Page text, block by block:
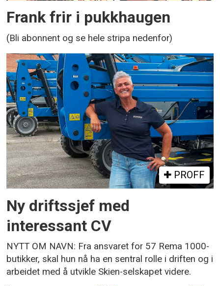
Frank frir i pukkhaugen
(Bli abonnent og se hele stripa nedenfor)
PROFF
Ny driftssjef med
interessant CV
NYTT OM NAVN: Fra ansvaret for 57 Rema 1000-
butikker, skal hun nå ha en sentral rolle i driften og i
arbeidet med å utvikle Skien-selskapet videre.